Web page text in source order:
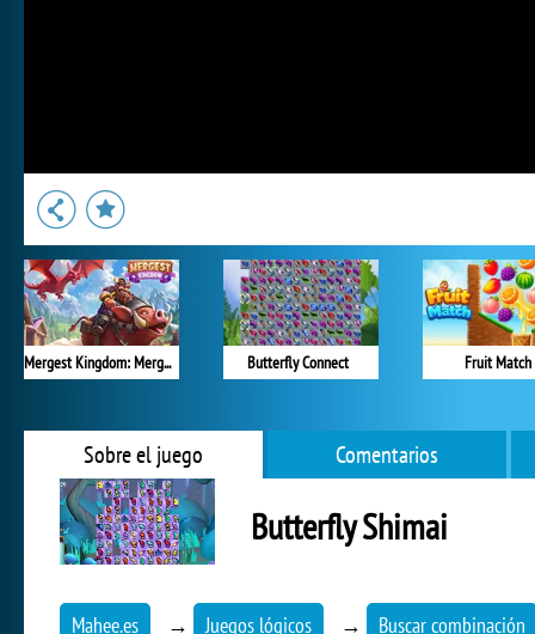
Mergest Kingdom: Merge Puzzle Butterfly Connect Fruit Match
Sobre el juego Comentarios
Butterfly Shimai
Mahee.es → Juegos lógicos → Buscar combinación